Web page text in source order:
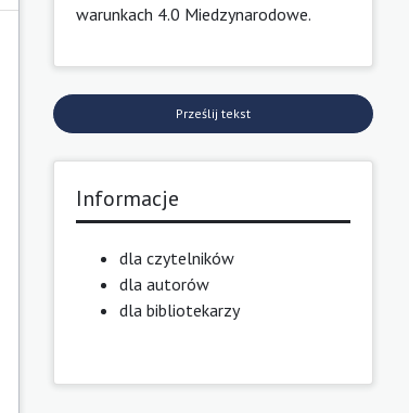
warunkach 4.0 Miedzynarodowe.
Prześlij tekst
Informacje
dla czytelników
dla autorów
dla bibliotekarzy